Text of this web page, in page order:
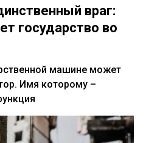
враг:
государство во
машине может
Имя которому –